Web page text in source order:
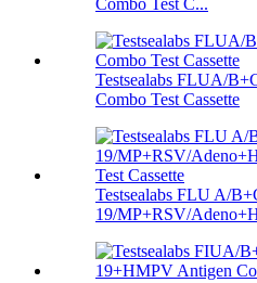
Testsealabs FLUA/
Combo Test Cassette
Testsealabs FLU A/
19/MP+RSV/